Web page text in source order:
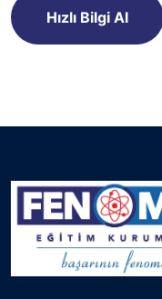
Hızlı Bilgi Al